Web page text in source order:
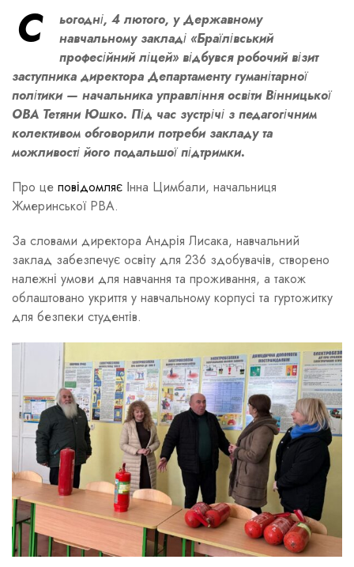
С
ьогодні, 4 лютого, у Державному
навчальному закладі «Браїлівський
професійний ліцей» відбувся робочий візит
заступника директора Департаменту гуманітарної
політики — начальника управління освіти Вінницької
ОВА Тетяни Юшко. Під час зустрічі з педагогічним
колективом обговорили потреби закладу та
можливості його подальшої підтримки.
Про це повідомляє Інна Цимбали, начальниця
Жмеринської РВА.
За словами директора Андрія Лисака, навчальний
заклад забезпечує освіту для 236 здобувачів, створено
належні умови для навчання та проживання, а також
облаштовано укриття у навчальному корпусі та гуртожитку
для безпеки студентів.